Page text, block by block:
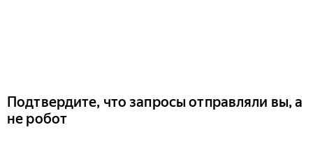
Подтвердите, что запросы отправляли вы, а
не робот